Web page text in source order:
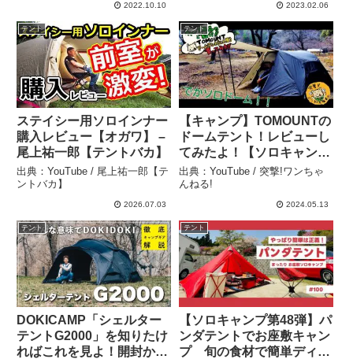
2022.10.10
中泊 #自動膨張 – Teru’s
Life【テルズライフ】-アウ
トドアチャンネル
2023.02.06
テント
ステイシー用ソロインナー
購入レビュー【オガワ】 –
尾上祐一郎【テントバカ】
出典：YouTube / 尾上祐一郎【テ
ントバカ】
2026.07.03
テント
【キャンプ】TOMOUNTの
ドームテント！レビューし
てみたよ！【ソロキャン
プ】 #キャンプギア
#TOMOUNT #BUNDOK
– 突撃!ワンちゃんねる!
出典：YouTube / 突撃!ワンちゃ
んねる!
2024.05.13
テント
DOKICAMP「シェルター
テントG2000」を知りたけ
ればこれを見よ！開封から
テント
【ソロキャンプ第48弾】パ
ンダテントでお座敷キャン
プ 旬の食材で簡単ディナ